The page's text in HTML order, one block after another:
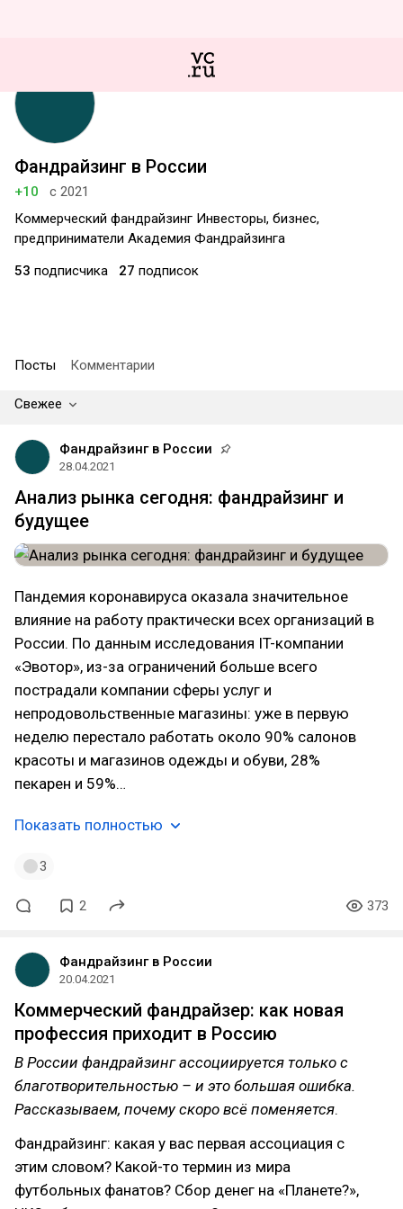
Фандрайзинг в России
+10
с 2021
Коммерческий фандрайзинг Инвесторы, бизнес,
предприниматели Академия Фандрайзинга
53 подписчика 27 подписок
Посты Комментарии
Свежее
Фандрайзинг в России
28.04.2021
Анализ рынка сегодня: фандрайзинг и
будущее
Пандемия коронавируса оказала значительное
влияние на работу практически всех организаций в
России. По данным исследования IT-компании
«Эвотор», из-за ограничений больше всего
пострадали компании сферы услуг и
непродовольственные магазины: уже в первую
неделю перестало работать около 90% салонов
красоты и магазинов одежды и обуви, 28%
пекарен и 59%…
Показать полностью
3
2 373
Фандрайзинг в России
20.04.2021
Коммерческий фандрайзер: как новая
профессия приходит в Россию
В России фандрайзинг ассоциируется только с
благотворительностью – и это большая ошибка.
Рассказываем, почему скоро всё поменяется.
Фандрайзинг: какая у вас первая ассоциация с
этим словом? Какой-то термин из мира
футбольных фанатов? Сбор денег на «Планете?»,